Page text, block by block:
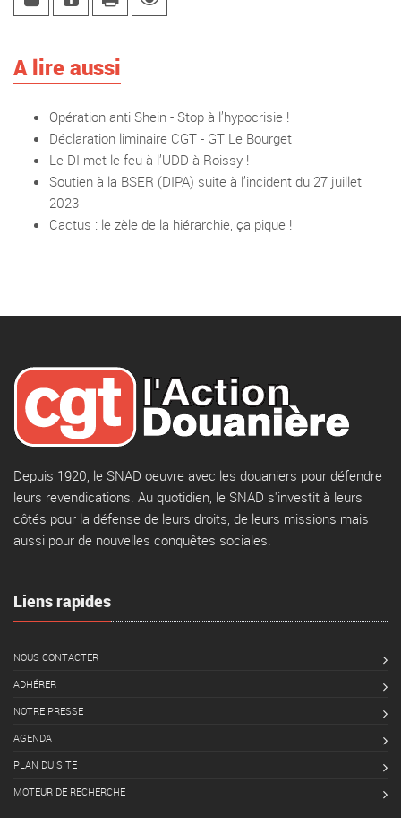
A lire aussi
Opération anti Shein - Stop à l’hypocrisie !
Déclaration liminaire CGT - GT Le Bourget
Le DI met le feu à l’UDD à Roissy !
Soutien à la BSER (DIPA) suite à l’incident du 27 juillet
2023
Cactus : le zèle de la hiérarchie, ça pique !
Depuis 1920, le SNAD oeuvre avec les douaniers pour défendre
leurs revendications. Au quotidien, le SNAD s'investit à leurs
côtés pour la défense de leurs droits, de leurs missions mais
aussi pour de nouvelles conquêtes sociales.
Liens rapides
NOUS CONTACTER
ADHÉRER
NOTRE PRESSE
AGENDA
PLAN DU SITE
MOTEUR DE RECHERCHE